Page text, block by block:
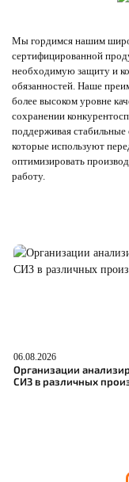
Мы гордимся нашим
сертифицированной
необходимую защиту и
обязанностей. Наше
более высоком уровне
сохранении
поддерживая
которые используют
оптимизировать
работу.
06.08.2026
Организации
СИЗ в различных